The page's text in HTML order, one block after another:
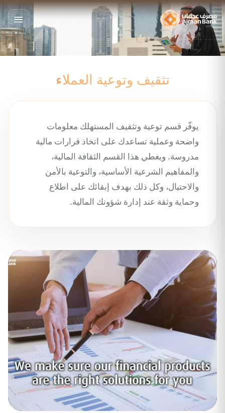
تثقيف وتوعية العملاء
يوفّر قسم توعية وتثقيف المستهلك معلومات
واضحة وعملية تساعدك على اتخاذ قرارات مالية
مدروسة. ويغطي هذا القسم الثقافة المالية،
والمفاهيم الشرعية الأساسية، والتوعية بالأمن
والاحتيال، وكل ذلك بهدف إبقائك على اطلاع
وحماية وثقة عند إدارة شؤونك المالية.